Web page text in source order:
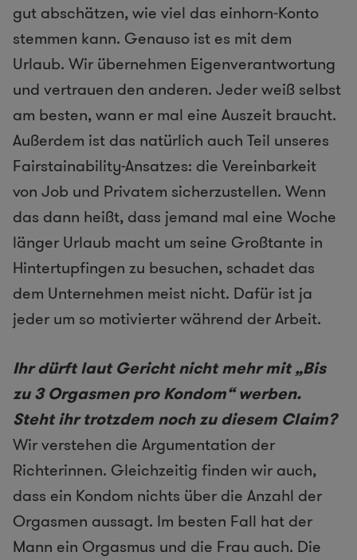
gut abschätzen, wie viel das einhorn-Konto
stemmen kann. Genauso ist es mit dem
Urlaub. Wir übernehmen Eigenverantwortung
und vertrauen den anderen. Jeder weiß selbst
am besten, wann er mal eine Auszeit braucht.
Außerdem ist das natürlich auch Teil unseres
Fairstainability-Ansatzes: die Vereinbarkeit
von Job und Privatem sicherzustellen. Wenn
das dann heißt, dass jemand mal eine Woche
länger Urlaub macht um seine Großtante in
Hintertupfingen zu besuchen, schadet das
dem Unternehmen meist nicht. Dafür ist ja
jeder um so motivierter während der Arbeit.
Ihr dürft laut Gericht nicht mehr mit „Bis
zu 3 Orgasmen pro Kondom“ werben.
Steht ihr trotzdem noch zu diesem Claim?
Wir verstehen die Argumentation der
Richterinnen. Gleichzeitig finden wir auch,
dass ein Kondom nichts über die Anzahl der
Orgasmen aussagt. Im besten Fall hat der
Mann ein Orgasmus und die Frau auch. Die